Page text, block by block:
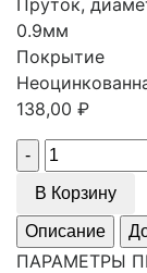
Пруток,
0.9мм
Покрытие
138,00 ₽
Quantity
В Корзину
Описание
ПАРАМЕТРЫ